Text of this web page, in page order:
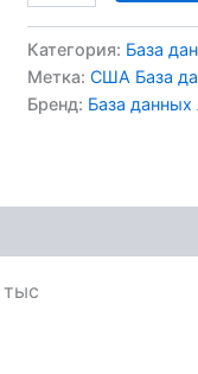
Категория: База
Метка: США База
Бренд: База данных